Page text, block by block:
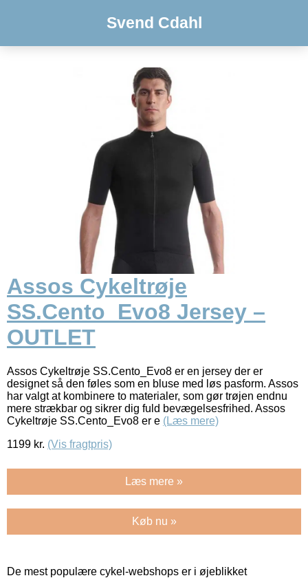
Svend Cdahl
Assos Cykeltrøje
SS.Cento_Evo8 Jersey –
OUTLET
Assos Cykeltrøje SS.Cento_Evo8 er en jersey der er
designet så den føles som en bluse med løs pasform. Assos
har valgt at kombinere to materialer, som gør trøjen endnu
mere strækbar og sikrer dig fuld bevægelsesfrihed. Assos
Cykeltrøje SS.Cento_Evo8 er e (Læs mere)
1199 kr. (Vis fragtpris)
Læs mere »
Køb nu »
De mest populære cykel-webshops er i øjeblikket